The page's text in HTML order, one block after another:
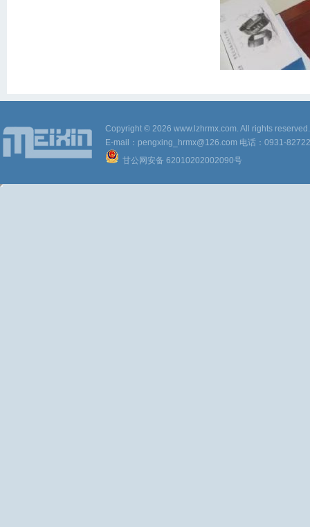
Copyright © 2026 www.lzhrmx.com. All rights
E-mail：pengxing_hrmx@126.com 电话：0931-
甘公网安备 62010202002090号